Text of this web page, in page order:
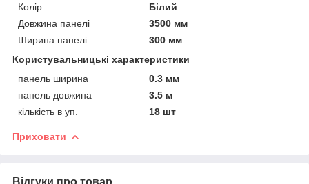
Колір
Білий
Довжина панелі
3500 мм
Ширина панелі
300 мм
Користувальницькі характеристики
панель ширина
0.3 мм
панель довжина
3.5 м
кількість в уп.
18 шт
Приховати
Відгуки про товар